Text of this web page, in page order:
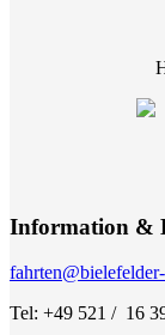
Information &
Tel: +49 521 / 16